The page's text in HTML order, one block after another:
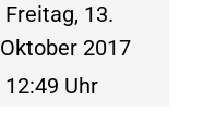
Freitag, 13.
Oktober 2017
12:49 Uhr